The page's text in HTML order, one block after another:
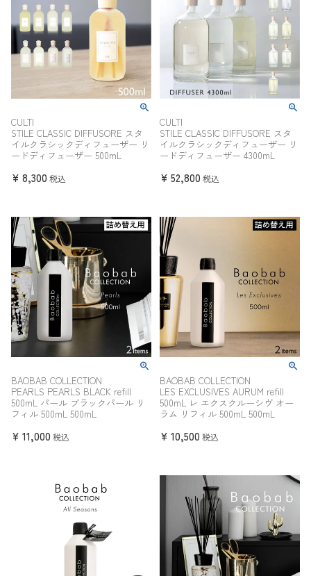
CULTI
STILE CLASSIC DIFFUSORE スタ
イルクラシックディフューザー リ
ードディフューザー 500mL
¥ 8,300 税込
CULTI
STILE CLASSIC DIFFUSORE スタ
イルクラシックディフューザー リ
ードディフューザー 4300mL
¥ 52,800 税込
BAOBAB COLLECTION
PEARLS PEARLS BLACK refill
500mL パール ブラックパール リ
フィル 500mL 500mL
¥ 11,000 税込
BAOBAB COLLECTION
LES EXCLUSIVES AURUM refill
500mL レ エクスクルーシヴ オー
ラム リフィル 500mL 500mL
¥ 10,500 税込